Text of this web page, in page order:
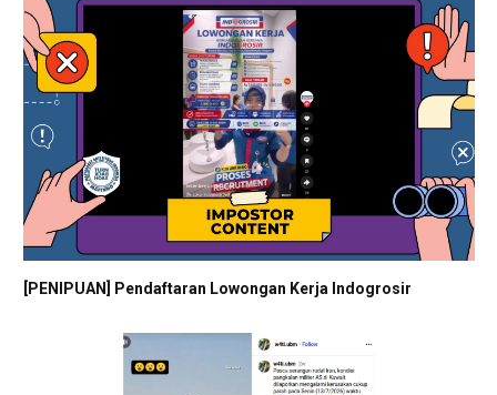
[PENIPUAN] Pendaftaran Lowongan Kerja Indogrosir